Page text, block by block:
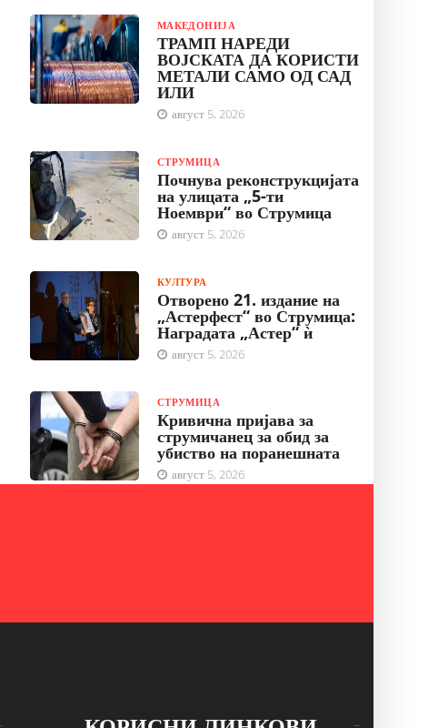
МАКЕДОНИЈА
ТРАМП НАРЕДИ
ВОЈСКАТА ДА КОРИСТИ
МЕТАЛИ САМО ОД САД
ИЛИ
август 5, 2026
СТРУМИЦА
Почнува реконструкцијата
на улицата „5-ти
Ноември“ во Струмица
август 5, 2026
КУЛТУРА
Отворено 21. издание на
„Астерфест“ во Струмица:
Наградата „Астер“ ѝ
август 5, 2026
СТРУМИЦА
Кривична пријава за
струмичанец за обид за
убиство на поранешната
август 5, 2026